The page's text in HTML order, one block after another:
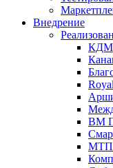
Внедрение
КДМ
ВМ